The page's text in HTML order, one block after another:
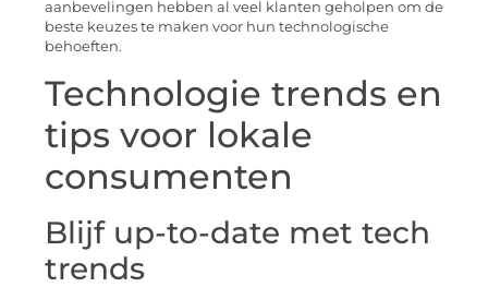
aanbevelingen hebben al veel klanten geholpen om de
beste keuzes te maken voor hun technologische
behoeften.
Technologie trends en
tips voor lokale
consumenten
Blijf up-to-date met tech
trends